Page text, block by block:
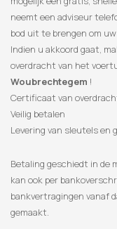
neemt een adviseur
​​bod uit te brengen om
Indien u akkoord gaat,
overdracht van het
Woubrechtegem !
Certificaat van
Veilig betalen
Levering van sleutels en
Betaling geschiedt in de
kan ook per
bankvertragingen vanaf
gemaakt.